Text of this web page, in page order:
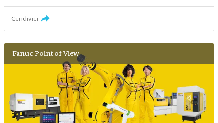
Condividi
Fanuc Point of View